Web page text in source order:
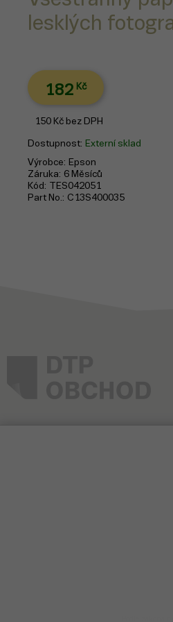
lesklých
182 Kč
150 Kč bez DPH
Dostupnost Externí sklad
Výrobce
Epson
Záruka 6 Měsíců
Kód
TES042051
Part No. C13S400035